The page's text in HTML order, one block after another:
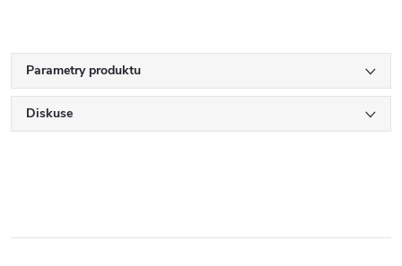
Parametry produktu
Diskuse